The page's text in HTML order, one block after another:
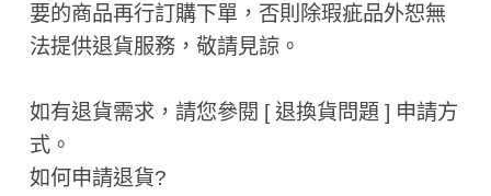
要的商品再行訂購下單，否則除瑕疵品外恕無
法提供退貨服務，敬請見諒。
如有退貨需求，請您參閱 [ 退換貨問題 ] 申請方
式。
如何申請退貨?